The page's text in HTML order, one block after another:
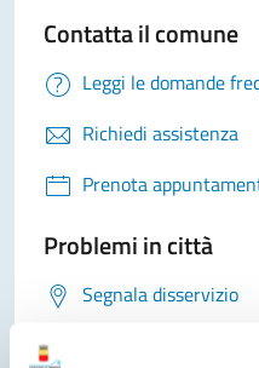
Contatta il comune
Leggi le domande
Richiedi assistenza
Prenota
Problemi in città
Segnala disservizio